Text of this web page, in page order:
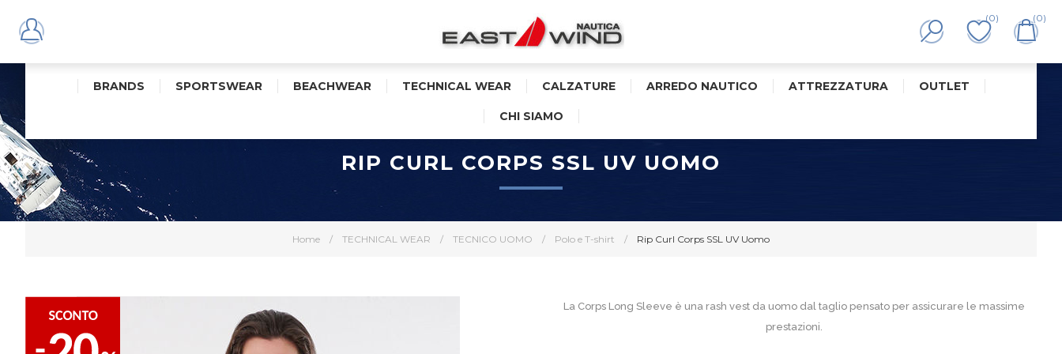
(0) (0)
BRANDS SPORTSWEAR BEACHWEAR TECHNICAL WEAR CALZATURE ARREDO NAUTICO ATTREZZATURA OUTLET
CHI SIAMO
Home / TECHNICAL WEAR / TECNICO UOMO / Polo e T-shirt / Rip Curl Corps SSL UV Uomo
RIP CURL CORPS SSL UV UOMO
La Corps Long Sleeve è una rash vest da uomo dal taglio pensato per assicurare le massime
prestazioni.